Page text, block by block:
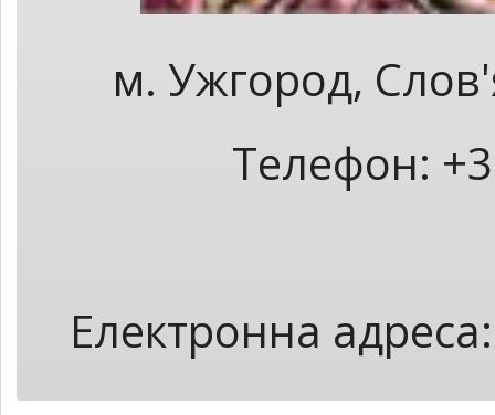
м. Ужгород,
Телефон:
Електронна